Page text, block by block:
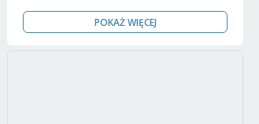
POKAŻ WIĘCEJ